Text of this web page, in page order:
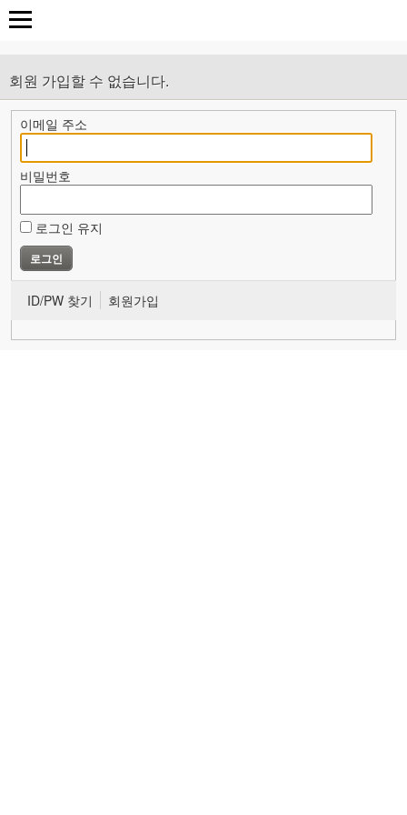
회원 가입할 수 없습니다.
이메일 주소
비밀번호
로그인 유지
ID/PW 찾기 회원가입